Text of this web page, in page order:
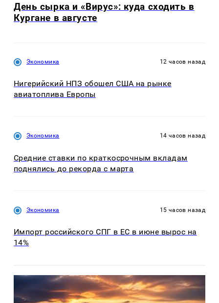
День сырка и «Вирус»: куда сходить в
Кургане в августе
Экономика 12 часов назад
Нигерийский НПЗ обошел США на рынке
авиатоплива Европы
Экономика 14 часов назад
Средние ставки по краткосрочным вкладам
поднялись до рекорда с марта
Экономика 15 часов назад
Импорт российского СПГ в ЕС в июне вырос на
14%